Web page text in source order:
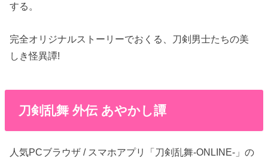
する。
完全オリジナルストーリーでおくる、刀剣男士たちの美
しき怪異譚!
刀剣乱舞 外伝 あやかし譚
人気PCブラウザ / スマホアプリ「刀剣乱舞-ONLINE-」の